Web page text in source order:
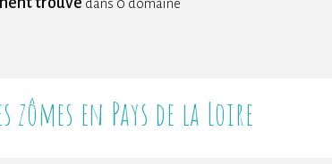
dans 0 domaine
zômes en Pays de la Loire